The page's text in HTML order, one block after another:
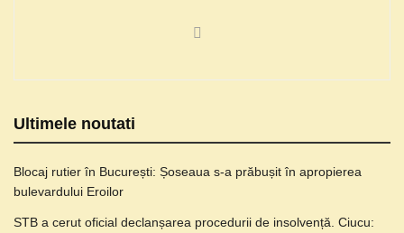
Ultimele noutati
Blocaj rutier în București: Șoseaua s-a prăbușit în apropierea
bulevardului Eroilor
STB a cerut oficial declanșarea procedurii de insolvență. Ciucu: